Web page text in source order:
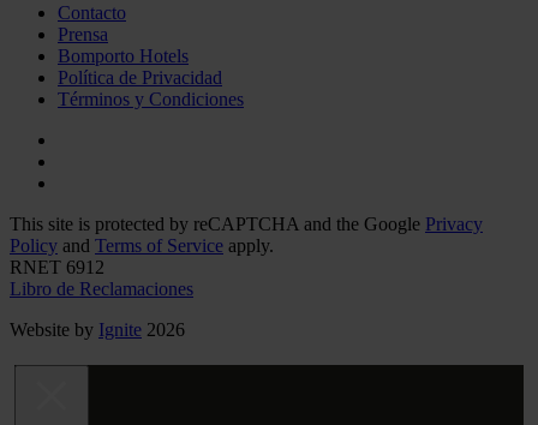
Contacto
Prensa
Bomporto Hotels
Política de Privacidad
Términos y Condiciones
This site is protected by reCAPTCHA and the Google Privacy
Policy and Terms of Service apply.
RNET 6912
Libro de Reclamaciones
Website by Ignite 2026